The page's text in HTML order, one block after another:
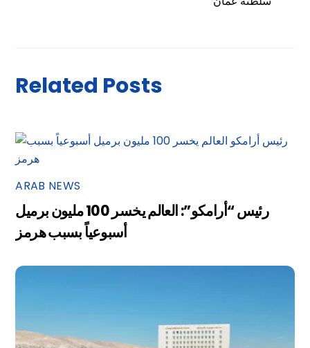
Related Posts
ARAB NEWS
رئيس “أرامكو”: العالم يخسر 100 مليون برميل
أسبوعياً بسبب هرمز